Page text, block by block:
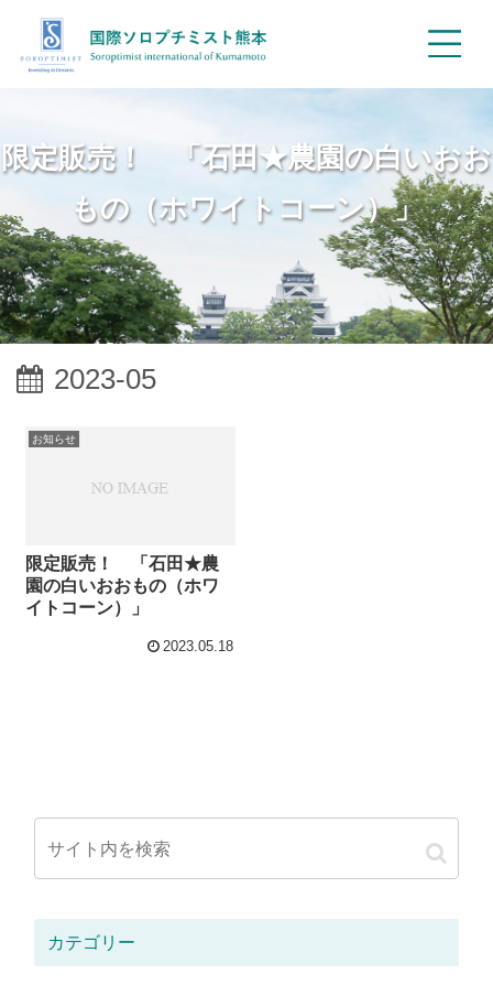
限定販売！ 「石田★農園の白いおお
もの（ホワイトコーン）」
2023-05
お知らせ
限定販売！ 「石田★農
園の白いおおもの（ホワ
イトコーン）」
2023.05.18
カテゴリー